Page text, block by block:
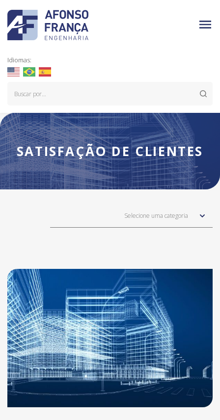
Idiomas:
SATISFAÇÃO DE CLIENTES
Selecione uma categoria